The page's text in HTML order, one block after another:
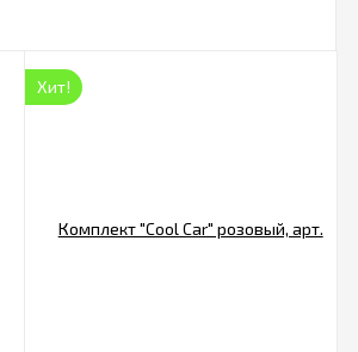
Хит!